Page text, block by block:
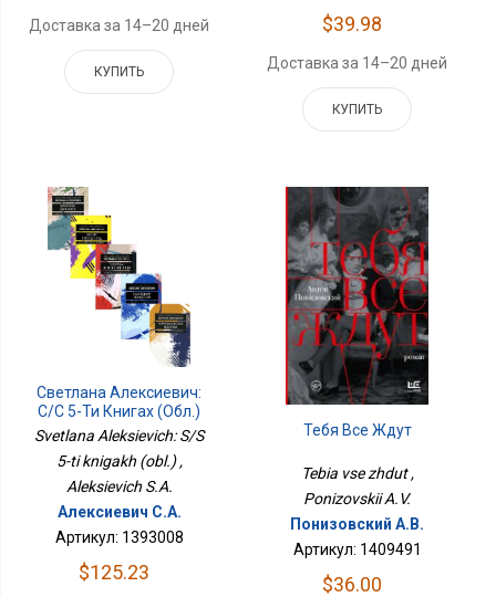
Доставка за 14–20 дней
КУПИТЬ
$39.98
Доставка за 14–20 дней
КУПИТЬ
Светлана Алексиевич:
С/С 5-Ти Книгах (обл.)
Svetlana Aleksievich: S/S
5-ti knigakh (obl.) ,
Aleksievich S.A.
Алексиевич С.А.
Артикул: 1393008
$125.23
Тебя Все Ждут
Tebia vse zhdut ,
Ponizovskii A.V.
Понизовский А.В.
Артикул: 1409491
$36.00